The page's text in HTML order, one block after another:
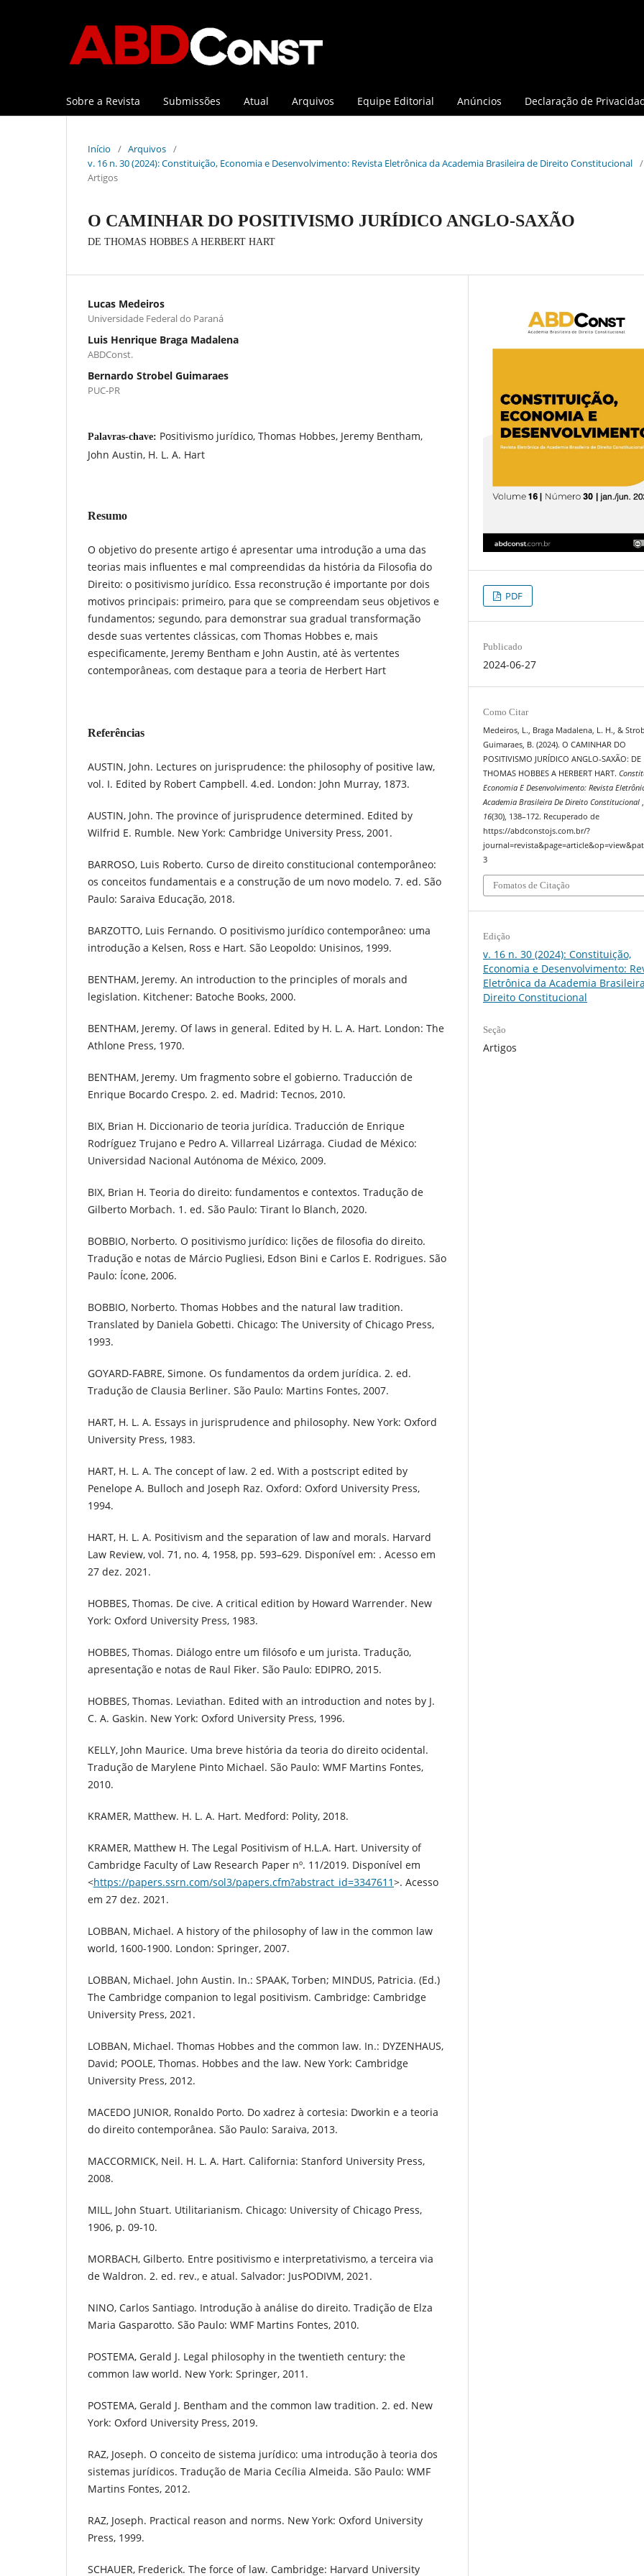
Sobre a Revista Submissões Atual Arquivos Equipe Editorial Anúncios Declaração de
Início / Arquivos /
v. 16 n. 30 (2024): Constituição, Economia e Desenvolvimento: Revista Eletrônica da Academia Brasileira de Direito Constitucional /
Artigos
O CAMINHAR DO POSITIVISMO JURÍDICO ANGLO-SAXÃO
DE THOMAS HOBBES A HERBERT HART
Lucas Medeiros
Universidade Federal do Paraná
Luis Henrique Braga Madalena
ABDConst.
Bernardo Strobel Guimaraes
PUC-PR
Palavras-chave: Positivismo jurídico, Thomas Hobbes, Jeremy Bentham,
John Austin, H. L. A. Hart
Resumo
O objetivo do presente artigo é apresentar uma introdução a uma das
teorias mais influentes e mal compreendidas da história da Filosofia do
Direito: o positivismo jurídico. Essa reconstrução é importante por dois
motivos principais: primeiro, para que se compreendam seus objetivos e
fundamentos; segundo, para demonstrar sua gradual transformação
desde suas vertentes clássicas, com Thomas Hobbes e, mais
especificamente, Jeremy Bentham e John Austin, até às vertentes
contemporâneas, com destaque para a teoria de Herbert Hart
Referências
AUSTIN, John. Lectures on jurisprudence: the philosophy of positive law,
vol. I. Edited by Robert Campbell. 4.ed. London: John Murray, 1873.
AUSTIN, John. The province of jurisprudence determined. Edited by
Wilfrid E. Rumble. New York: Cambridge University Press, 2001.
BARROSO, Luis Roberto. Curso de direito constitucional contemporâneo:
os conceitos fundamentais e a construção de um novo modelo. 7. ed. São
Paulo: Saraiva Educação, 2018.
BARZOTTO, Luis Fernando. O positivismo jurídico contemporâneo: uma
introdução a Kelsen, Ross e Hart. São Leopoldo: Unisinos, 1999.
BENTHAM, Jeremy. An introduction to the principles of morals and
legislation. Kitchener: Batoche Books, 2000.
BENTHAM, Jeremy. Of laws in general. Edited by H. L. A. Hart. London: The
Athlone Press, 1970.
BENTHAM, Jeremy. Um fragmento sobre el gobierno. Traducción de
Enrique Bocardo Crespo. 2. ed. Madrid: Tecnos, 2010.
BIX, Brian H. Diccionario de teoria jurídica. Traducción de Enrique
Rodríguez Trujano e Pedro A. Villarreal Lizárraga. Ciudad de México:
Universidad Nacional Autónoma de México, 2009.
BIX, Brian H. Teoria do direito: fundamentos e contextos. Tradução de
Gilberto Morbach. 1. ed. São Paulo: Tirant lo Blanch, 2020.
BOBBIO, Norberto. O positivismo jurídico: lições de filosofia do direito.
Tradução e notas de Márcio Pugliesi, Edson Bini e Carlos E. Rodrigues. São
Paulo: Ícone, 2006.
BOBBIO, Norberto. Thomas Hobbes and the natural law tradition.
Translated by Daniela Gobetti. Chicago: The University of Chicago Press,
1993.
GOYARD-FABRE, Simone. Os fundamentos da ordem jurídica. 2. ed.
Tradução de Clausia Berliner. São Paulo: Martins Fontes, 2007.
HART, H. L. A. Essays in jurisprudence and philosophy. New York: Oxford
University Press, 1983.
HART, H. L. A. The concept of law. 2 ed. With a postscript edited by
Penelope A. Bulloch and Joseph Raz. Oxford: Oxford University Press,
1994.
HART, H. L. A. Positivism and the separation of law and morals. Harvard
Law Review, vol. 71, no. 4, 1958, pp. 593–629. Disponível em: . Acesso em
27 dez. 2021.
HOBBES, Thomas. De cive. A critical edition by Howard Warrender. New
York: Oxford University Press, 1983.
HOBBES, Thomas. Diálogo entre um filósofo e um jurista. Tradução,
apresentação e notas de Raul Fiker. São Paulo: EDIPRO, 2015.
HOBBES, Thomas. Leviathan. Edited with an introduction and notes by J.
C. A. Gaskin. New York: Oxford University Press, 1996.
KELLY, John Maurice. Uma breve história da teoria do direito ocidental.
Tradução de Marylene Pinto Michael. São Paulo: WMF Martins Fontes,
2010.
KRAMER, Matthew. H. L. A. Hart. Medford: Polity, 2018.
KRAMER, Matthew H. The Legal Positivism of H.L.A. Hart. University of
Cambridge Faculty of Law Research Paper nº. 11/2019. Disponível em
<https://papers.ssrn.com/sol3/papers.cfm?abstract_id=3347611>. Acesso
em 27 dez. 2021.
LOBBAN, Michael. A history of the philosophy of law in the common law
world, 1600-1900. London: Springer, 2007.
LOBBAN, Michael. John Austin. In.: SPAAK, Torben; MINDUS, Patricia. (Ed.)
The Cambridge companion to legal positivism. Cambridge: Cambridge
University Press, 2021.
LOBBAN, Michael. Thomas Hobbes and the common law. In.: DYZENHAUS,
David; POOLE, Thomas. Hobbes and the law. New York: Cambridge
University Press, 2012.
MACEDO JUNIOR, Ronaldo Porto. Do xadrez à cortesia: Dworkin e a teoria
do direito contemporânea. São Paulo: Saraiva, 2013.
MACCORMICK, Neil. H. L. A. Hart. California: Stanford University Press,
2008.
MILL, John Stuart. Utilitarianism. Chicago: University of Chicago Press,
1906, p. 09-10.
MORBACH, Gilberto. Entre positivismo e interpretativismo, a terceira via
de Waldron. 2. ed. rev., e atual. Salvador: JusPODIVM, 2021.
NINO, Carlos Santiago. Introdução à análise do direito. Tradição de Elza
Maria Gasparotto. São Paulo: WMF Martins Fontes, 2010.
POSTEMA, Gerald J. Legal philosophy in the twentieth century: the
common law world. New York: Springer, 2011.
POSTEMA, Gerald J. Bentham and the common law tradition. 2. ed. New
York: Oxford University Press, 2019.
RAZ, Joseph. O conceito de sistema jurídico: uma introdução à teoria dos
sistemas jurídicos. Tradução de Maria Cecília Almeida. São Paulo: WMF
Martins Fontes, 2012.
RAZ, Joseph. Practical reason and norms. New York: Oxford University
Press, 1999.
SCHAUER, Frederick. The force of law. Cambridge: Harvard University
PDF
Publicado
2024-06-27
Como Citar
Medeiros, L., Braga Madalena, L. H., &
Guimaraes, B. (2024). O CAMINHAR DO
POSITIVISMO JURÍDICO ANGLO-SAXÃO: DE
THOMAS HOBBES A HERBERT HART.
Economia E Desenvolvimento: Revista
Academia Brasileira De Direito Constitucional,
16(30), 138–172. Recuperado de
https://abdconstojs.com.br/?
3
Fomatos de Citação
Edição
v. 16 n. 30 (2024): Constituição,
Economia e Desenvolvimento:
Eletrônica da Academia
Direito Constitucional
Seção
Artigos